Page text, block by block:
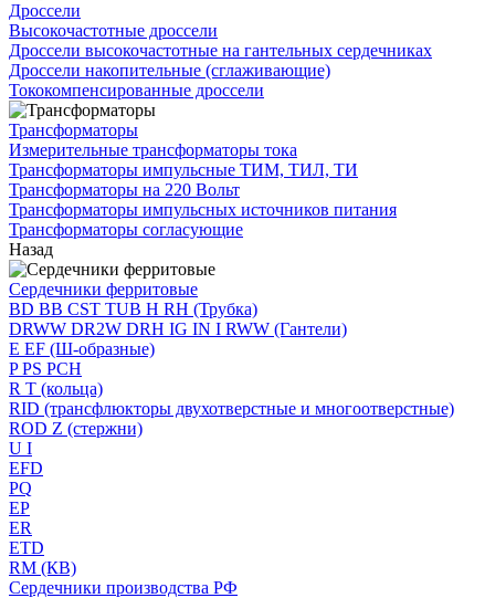
Дроссели
Высокочастотные дроссели
Дроссели высокочастотные на гантельных сердечниках
Дроссели накопительные (сглаживающие)
Тококомпенсированные дроссели
Трансформаторы
Измерительные трансформаторы тока
Трансформаторы импульсные ТИМ, ТИЛ, ТИ
Трансформаторы на 220 Вольт
Трансформаторы импульсных источников питания
Трансформаторы согласующие
Назад
Сердечники ферритовые
BD BB CST TUB H RH (Трубка)
DRWW DR2W DRH IG IN I RWW (Гантели)
E EF (Ш-образные)
P PS PCH
R T (кольца)
RID (трансфлюкторы двухотверстные и многоотверстные)
ROD Z (стержни)
U I
EFD
PQ
EP
ER
ETD
RM (КВ)
Сердечники производства РФ